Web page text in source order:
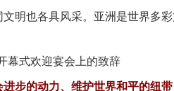
也各具风采。亚洲是世界多彩
式欢迎宴会上的致辞
步的动力、维护世界和平的纽带